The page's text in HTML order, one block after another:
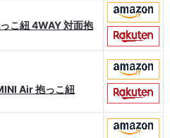
こ紐 4WAY 対面抱
Air 抱っこ紐